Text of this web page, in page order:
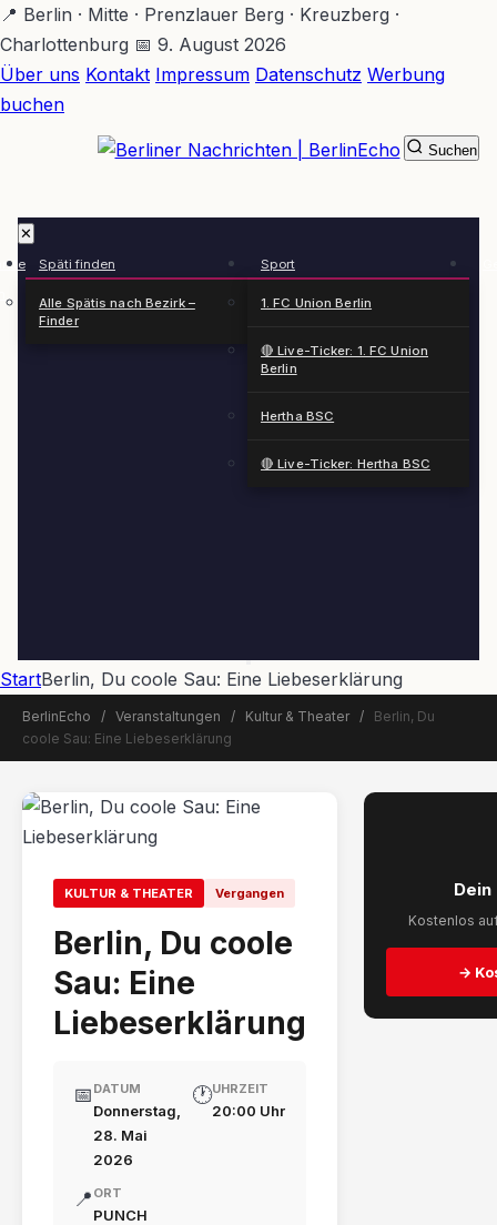
Zum
Hauptinhalt
springen
📍 Berlin · Mitte · Prenzlauer Berg · Kreuzberg ·
Charlottenburg 📅 9. August 2026
Über uns Kontakt Impressum Datenschutz Werbung
buchen
✕
Späti finden
Alle Spätis nach Bezirk –
Finder
Sport
1. FC Union Berlin
🔴 Live-Ticker: 1. FC Union
Berlin
Hertha BSC
🔴 Live-Ticker: Hertha BSC
Suchen
StartBerlin, Du coole Sau: Eine Liebeserklärung
BerlinEcho / Veranstaltungen / Kultur & Theater /
Berlin, Du
coole Sau: Eine Liebeserklärung
KULTUR & THEATER Vergangen
Berlin, Du coole
Sau: Eine
Liebeserklärung
📅 DATUM
Donnerstag,
28. Mai
2026
🕐UHRZEIT
20:00 Uhr
📍 ORT
PUNCH
Kostenlos
→